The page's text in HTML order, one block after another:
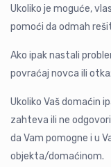
Ukoliko je moguće,
pomoći da odmah
Ako ipak nastali
povraćaj novca ili
Ukoliko Vaš domaćin
zahteva ili ne
da Vam pomogne i u
objekta/domaćinom.